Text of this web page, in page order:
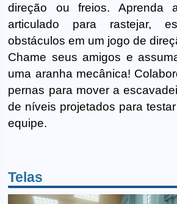
direção ou freios. Aprenda
articulado para rastejar,
obstáculos em um jogo de
Chame seus amigos e
uma aranha mecânica!
pernas para mover a
de níveis projetados para
equipe.
Telas